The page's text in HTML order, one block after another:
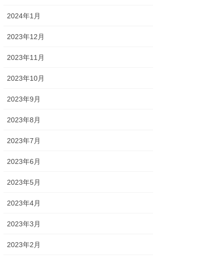
2024年1月
2023年12月
2023年11月
2023年10月
2023年9月
2023年8月
2023年7月
2023年6月
2023年5月
2023年4月
2023年3月
2023年2月